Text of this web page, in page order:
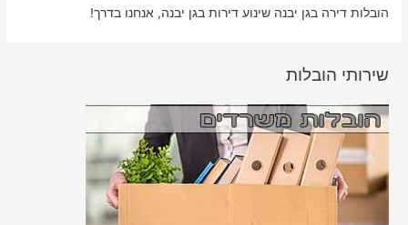
הובלות דירה בגן יבנה שינוע דירות בגן יבנה, אנחנו בדרך!
שירותי הובלות